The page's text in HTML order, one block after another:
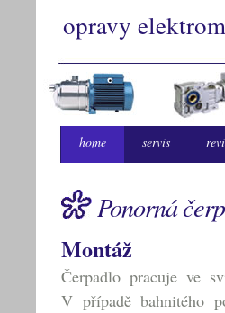
opravy
home servis
Ponorná
Montáž
Čerpadlo pracuje ve
V případě bahnitého